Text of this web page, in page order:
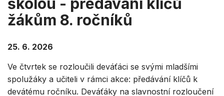
žákům 8. ročníků
25. 6. 2026
Ve čtvrtek se rozloučili deváťáci se svými mladšími
spolužáky a učiteli v rámci akce: předávání klíčů k
devátému ročníku. Deváťáky na slavnostní rozloučení